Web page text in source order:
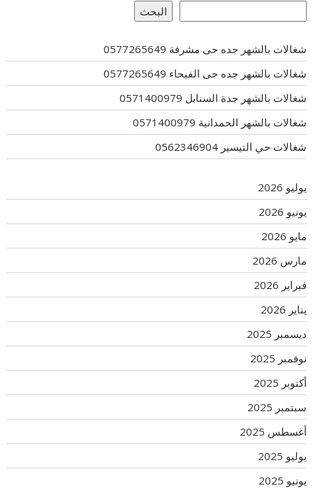
البحث
شغالات بالشهر جده حى مشرفة 0577265649
شغالات بالشهر جده حى الفيحاء 0577265649
شغالات بالشهر جدة السنابل 0571400979
شغالات بالشهر الحمدانية 0571400979
شغالات حي التيسير 0562346904
يوليو 2026
يونيو 2026
مايو 2026
مارس 2026
فبراير 2026
يناير 2026
ديسمبر 2025
نوفمبر 2025
أكتوبر 2025
سبتمبر 2025
أغسطس 2025
يوليو 2025
يونيو 2025